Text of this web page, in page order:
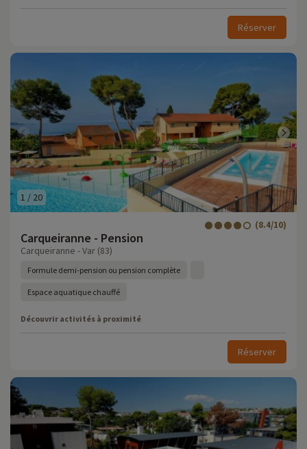
Réserver
1 / 20
Carqueiranne - Pension
(8.4/10)
Carqueiranne - Var (83)
Formule demi-pension ou pension complète
Espace aquatique chauffé
Découvrir activités à proximité
Réserver